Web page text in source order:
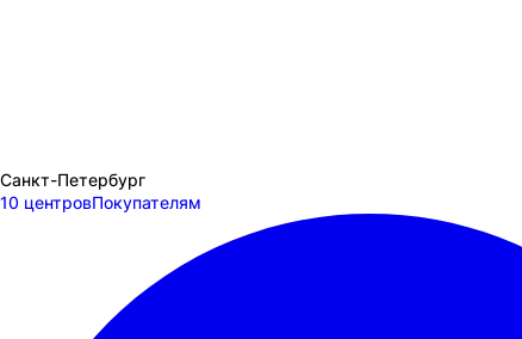
Санкт-Петербург
10 центровПокупателям